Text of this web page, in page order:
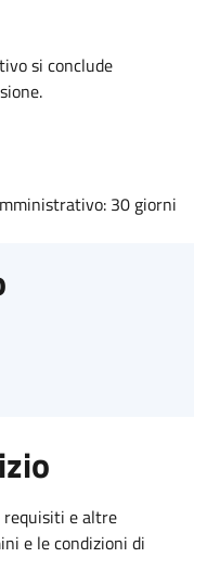
si conclude
30 giorni
requisiti e altre
e le condizioni di